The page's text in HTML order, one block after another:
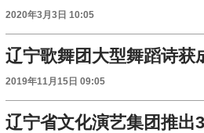
2020年3月3日 10:05
2019年11月15日 09:05
辽宁省文化演艺集团推出